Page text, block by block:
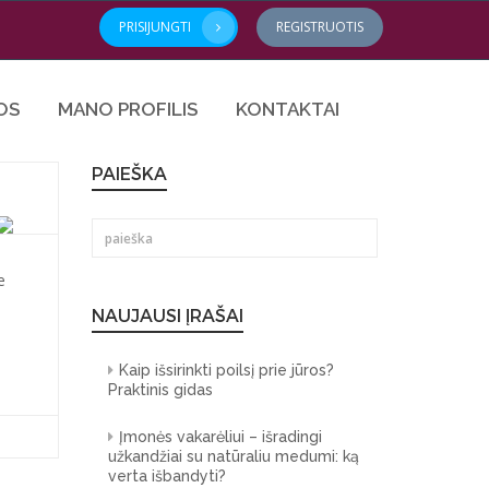
PRISIJUNGTI REGISTRUOTIS
MANO PROFILIS KONTAKTAI
PAIEŠKA
NAUJAUSI ĮRAŠAI
Kaip išsirinkti poilsį prie jūros?
Praktinis gidas
Įmonės vakarėliui – išradingi
užkandžiai su natūraliu medumi: ką
verta išbandyti?